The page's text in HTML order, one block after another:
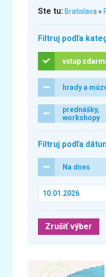
Ste tu: Bratislava »
Filtruj podľa
vstup
hrady a
prednášky,
workshopy
Filtruj podľa
Na dnes
Zrušiť výber